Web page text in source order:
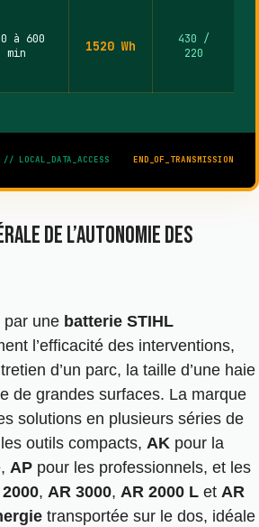
à 600
min
1520 Wh
430 /
220
// LOCAL_DATA_ACCESS END_OF_TRANSMISSION
de l’autonomie des
par une batterie STIHL
l’efficacité des interventions,
d’un parc, la taille d’une haie
de grandes surfaces. La marque
solutions en plusieurs séries de
outils compacts, AK pour la
AP pour les professionnels, et les
, AR 3000, AR 2000 L et AR
transportée sur le dos, idéale